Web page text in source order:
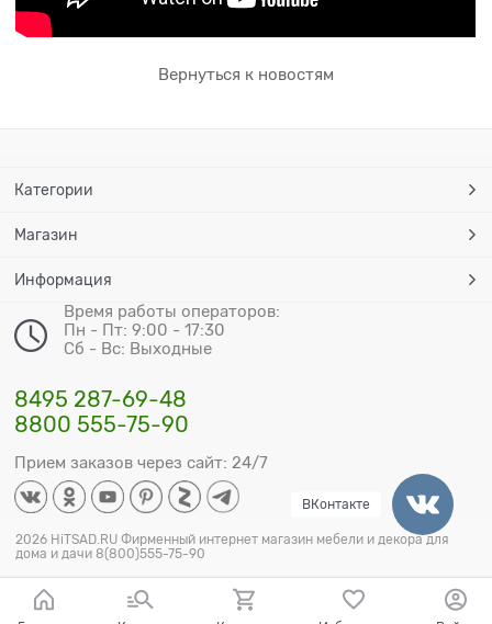
Вернуться к новостям
Категории
Магазин
Информация
Время работы операторов:
Пн - Пт: 9:00 - 17:30
Сб - Вс: Выходные
8495 287-69-48
8800 555-75-90
Прием заказов через сайт: 24/7
2026 HiTSAD.RU Фирменный интернет магазин мебели и декора для
дома и дачи 8(800)555-75-90
ВКонтакте